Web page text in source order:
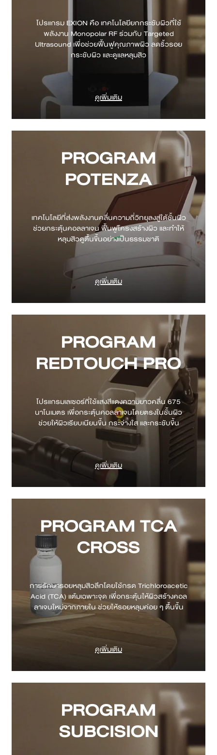
โปรแกรม EXION คือ เทคโนโลยียกกระชับผิวที่ใช้
พลังงาน Monopolar RF ร่วมกับ Targeted
Ultrasound เพื่อช่วยฟื้นฟูคุณภาพผิว ลดริ้วรอย
ดูเพิ่มเติม
PROGRAM
POTENZA
เทคโนโลยีที่ส่งพลังงานคลื่นความถี่วิทยุลงสู่ใต้ชั้นผิว
ช่วยกระตุ้นคอลลาเจน ฟื้นฟูโครงสร้างผิว และทำให้
ดูเพิ่มเติม
PROGRAM
REDTOUCH PRO
โปรแกรมเลเซอร์ที่ใช้แสงสีแดงความยาวคลื่น 675
นาโนเมตร เพื่อกระตุ้นคอลลาเจนโดยตรงในชั้นผิว
ช่วยให้ผิวเรียบเนียนขึ้น กระจ่างใส และกระชับขึ้น
ดูเพิ่มเติม
PROGRAM TCA
CROSS
การรักษารอยหลุมสิวลึกโดยใช้กรด Trichloroacetic
Acid (TCA) แต้มเฉพาะจุด เพื่อกระตุ้นให้ผิวสร้างคอล
ดูเพิ่มเติม
PROGRAM
SUBCISION